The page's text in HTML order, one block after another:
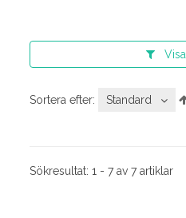
Visa
Sortera efter:
Standard
Sökresultat:1 - 7 av 7 artiklar